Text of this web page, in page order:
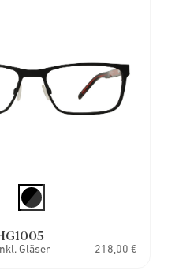
Gläser 218,00 €